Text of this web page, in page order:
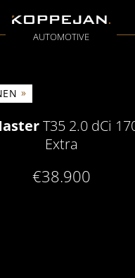
AUTOMOTIVE
»
T35 2.0 dCi
Extra
€38.900